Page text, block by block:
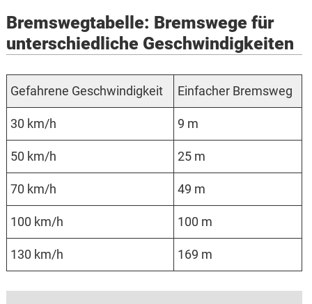
Bremswegtabelle: Bremswege für
unterschiedliche Geschwindigkeiten
Ge­fahr­ene Geschwin­dig­keit Ein­facher Brems­weg
30 km/h 9 m
50 km/h 25 m
70 km/h 49 m
100 km/h 100 m
130 km/h 169 m